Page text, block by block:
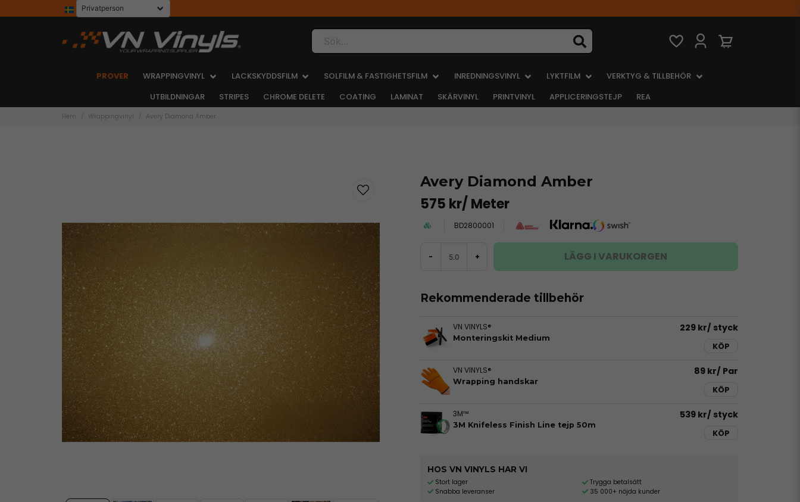
Sök...
PROVER WRAPPINGVINYL LACKSKYDDSFILM SOLFILM & FASTIGHETSFILM INREDNINGSVINYL LYKTFILM
VERKTYG & TILLBEHÖR
UTBILDNINGAR
STRIPES CHROME DELETE COATING LAMINAT SKÄRVINYL PRINTVINYL APPLICERINGSTEJP REA
Hem Wrappingvinyl Avery Diamond Amber
Avery Diamond Amber
575 kr/ Meter
BD2800001
- + LÄGG I VARUKORGEN
Rekommenderade tillbehör
VN VINYLS®
Monteringskit Medium
229 kr/ styck
KÖP
VN VINYLS®
Wrapping handskar
89 kr/ Par
KÖP
3M™
3M Knifeless Finish Line tejp 50m
539 kr/ styck
KÖP
HOS VN VINYLS HAR VI
Stort lager
Snabba leveranser
Trygga betalsätt
35 000+ nöjda kunder